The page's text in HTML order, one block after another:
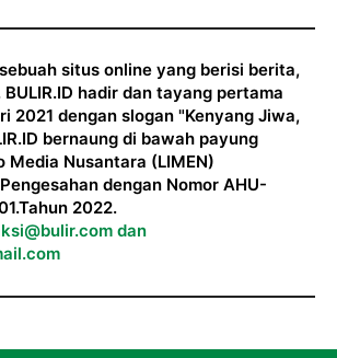
situs online yang berisi berita,
hadir dan tayang pertama
2021 dengan slogan "Kenyang Jiwa,
bernaung di bawah payung
Media Nusantara (LIMEN)
dengan Nomor AHU-
2022.
dan